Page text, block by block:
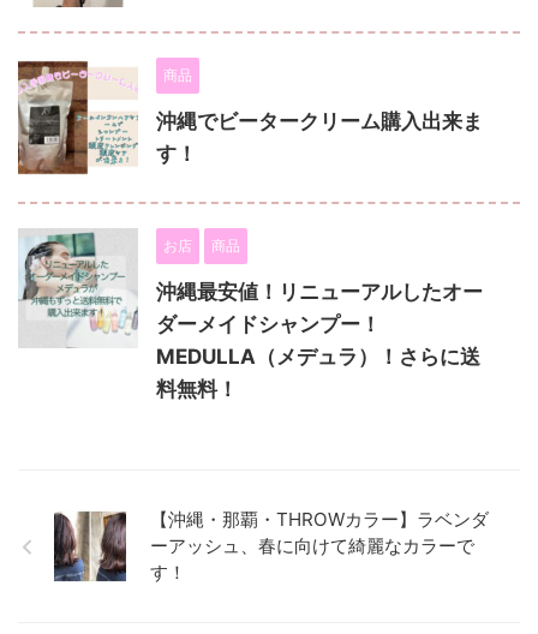
商品
沖縄でビータークリーム購入出来ま
す！
お店 商品
沖縄最安値！リニューアルしたオー
ダーメイドシャンプー！
MEDULLA（メデュラ）！さらに送
料無料！
【沖縄・那覇・THROWカラー】ラベンダ
ーアッシュ、春に向けて綺麗なカラーで
す！